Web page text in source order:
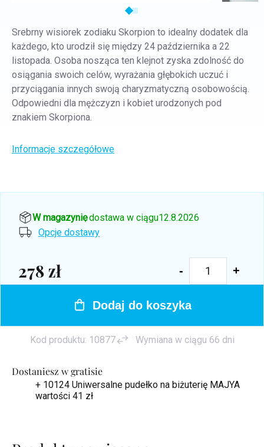
Dostaniesz w gratisie
+ 10124 Uniwersalne pudełko na biżuterię MAJYA
wartości 41 zł
Srebrny wisiorek zodiaku Skorpion to idealny dodatek dla
każdego, kto urodził się między 24 października a 22
listopada. Osoba nosząca ten klejnot zyska zdolność do
osiągania swoich celów, wyrażania głębokich uczuć i
przyciągania innych swoją charyzmatyczną osobowością.
Odpowiedni dla mężczyzn i kobiet urodzonych pod
znakiem Skorpiona.
Informacje szczegółowe
W magazynie, dostawa w ciągu12.8.2026
Opcje dostawy
278 zł
Cena
Dodaj do koszyka
Kod produktu: 10877 Wymiana w ciągu 66 dni